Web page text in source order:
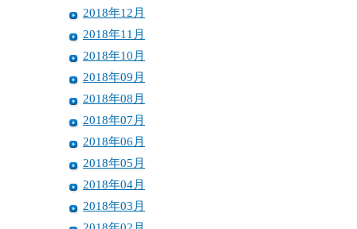
2018年12月
2018年11月
2018年10月
2018年09月
2018年08月
2018年07月
2018年06月
2018年05月
2018年04月
2018年03月